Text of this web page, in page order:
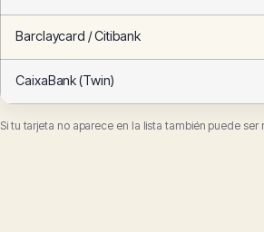
Barclaycard / Citibank
CaixaBank (Twin)
Si tu tarjeta no aparece en la lista también puede